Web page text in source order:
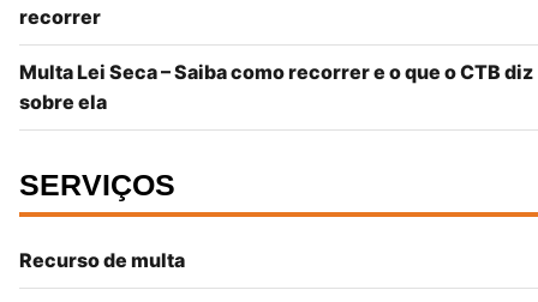
recorrer
Multa Lei Seca – Saiba como recorrer e o que o CTB diz
sobre ela
SERVIÇOS
Recurso de multa